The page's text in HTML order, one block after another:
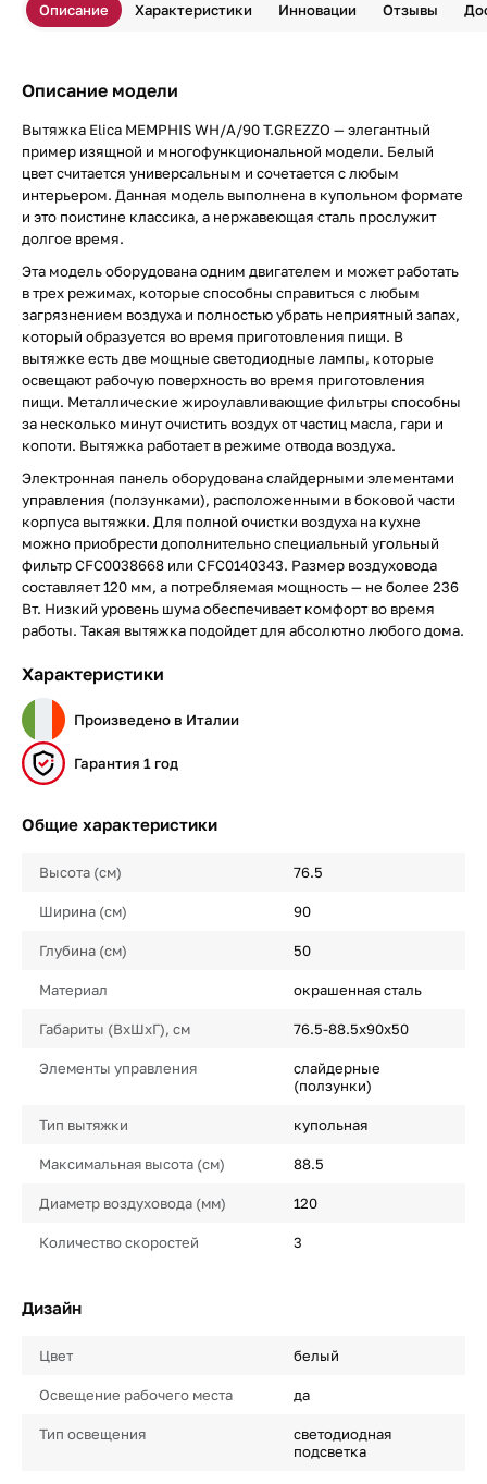
Описание Характеристики Инновации Отзывы
Описание модели
Вытяжка Elica MEMPHIS WH/A/90 T.GREZZO — элегантный
пример изящной и многофункциональной модели. Белый
цвет считается универсальным и сочетается с любым
интерьером. Данная модель выполнена в купольном формате
и это поистине классика, а нержавеющая сталь прослужит
долгое время.
Эта модель оборудована одним двигателем и может работать
в трех режимах, которые способны справиться с любым
загрязнением воздуха и полностью убрать неприятный запах,
который образуется во время приготовления пищи. В
вытяжке есть две мощные светодиодные лампы, которые
освещают рабочую поверхность во время приготовления
пищи. Металлические жироулавливающие фильтры способны
за несколько минут очистить воздух от частиц масла, гари и
копоти. Вытяжка работает в режиме отвода воздуха.
Электронная панель оборудована слайдерными элементами
управления (ползунками), расположенными в боковой части
корпуса вытяжки. Для полной очистки воздуха на кухне
можно приобрести дополнительно специальный угольный
фильтр CFC0038668 или CFC0140343. Размер воздуховода
составляет 120 мм, а потребляемая мощность — не более 236
Вт. Низкий уровень шума обеспечивает комфорт во время
работы. Такая вытяжка подойдет для абсолютно любого дома.
Характеристики
Произведено в Италии
Гарантия 1 год
Общие характеристики
Высота (см) 76.5
Ширина (см) 90
Глубина (см) 50
Материал окрашенная сталь
Габариты (ВхШхГ), см 76.5-88.5х90х50
Элементы управления
слайдерные
(ползунки)
Тип вытяжки купольная
Максимальная высота (см) 88.5
Диаметр воздуховода (мм) 120
Количество скоростей 3
Дизайн
Цвет белый
Освещение рабочего места да
Тип освещения
светодиодная
подсветка